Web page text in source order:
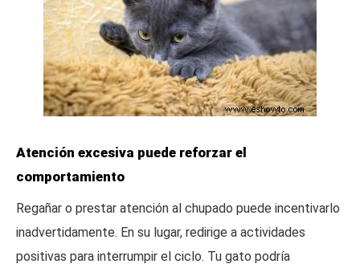
Atención excesiva puede reforzar el
comportamiento
Regañar o prestar atención al chupado puede incentivarlo
inadvertidamente. En su lugar, redirige a actividades
positivas para interrumpir el ciclo. Tu gato podría